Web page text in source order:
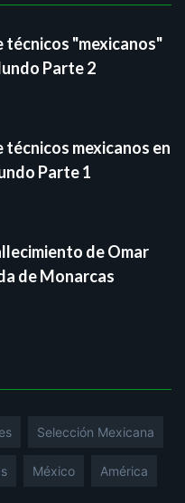
técnicos "mexicanos"
Parte 2
técnicos mexicanos en
Parte 1
de Omar
de Monarcas
Selección Mexicana
México América